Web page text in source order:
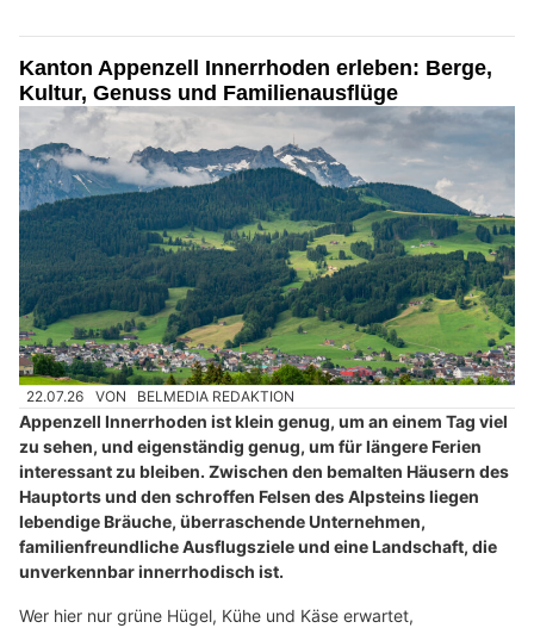
Kanton Appenzell Innerrhoden erleben: Berge,
Kultur, Genuss und Familienausflüge
22.07.26 VON BELMEDIA REDAKTION
Appenzell Innerrhoden ist klein genug, um an einem Tag viel
zu sehen, und eigenständig genug, um für längere Ferien
interessant zu bleiben. Zwischen den bemalten Häusern des
Hauptorts und den schroffen Felsen des Alpsteins liegen
lebendige Bräuche, überraschende Unternehmen,
familienfreundliche Ausflugsziele und eine Landschaft, die
unverkennbar innerrhodisch ist.
Wer hier nur grüne Hügel, Kühe und Käse erwartet,